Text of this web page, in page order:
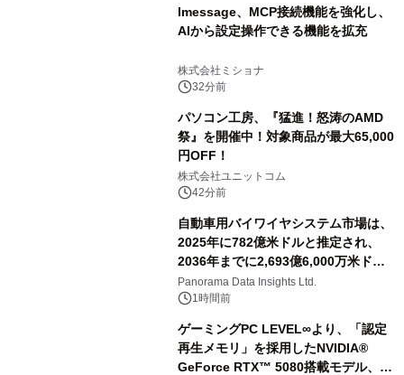
lmessage、MCP接続機能を強化し、
AIから設定操作できる機能を拡充
株式会社ミショナ
32分前
パソコン工房、『猛進！怒涛のAMD
祭』を開催中！対象商品が最大65,000
円OFF！
株式会社ユニットコム
42分前
自動車用バイワイヤシステム市場は、
2025年に782億米ドルと推定され、
2036年までに2,693億6,000万米ドル
に達すると予測されており、予測期間
（2026年～2036年）
Panorama Data Insights Ltd.
1時間前
ゲーミングPC LEVEL∞より、「認定
再生メモリ」を採用したNVIDIA®
GeForce RTX™ 5080搭載モデル、